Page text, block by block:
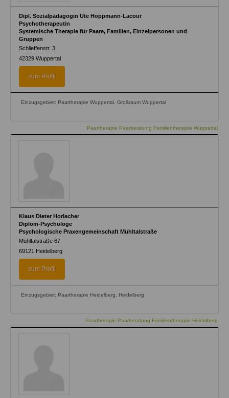
Dipl. Sozialpädagogin Ute Hoppmann-Lacour
Psychotherapeutin
Systemische Therapie für Paare, Familien, Einzelpersonen und
Gruppen
Schlieffenstr. 3
42329 Wuppertal
zum Profil
Einzugsgebiet: Paartherapie Wuppertal, Großraum Wuppertal
Paartherapie Paarberatung Familientherapie Wuppertal
Klaus Dieter Horlacher
Diplom-Psychologe
Psychologische Praxengemeinschaft Mühltalstraße
Mühltalstraße 67
69121 Heidelberg
zum Profil
Einzugsgebiet: Paartherapie Heidelberg, Heidelberg
Paartherapie Paarberatung Familientherapie Heidelberg